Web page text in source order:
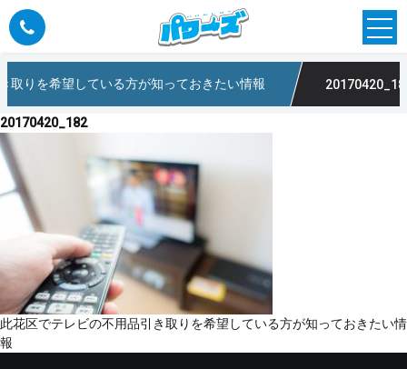
取りを希望している方が知っておきたい情報
20170420_182
投
稿
此花区でテレビの不用品引き取りを希望している方が知っておきたい情
報